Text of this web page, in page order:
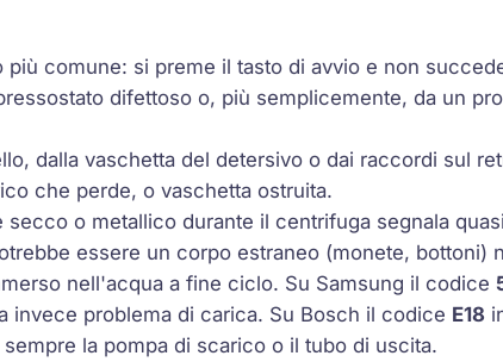
comune: si preme il tasto di avvio e non
difettoso o, più semplicemente, da un
dalla vaschetta del detersivo o dai raccordi sul
che perde, o vaschetta ostruita.
o metallico durante il centrifuga segnala
essere un corpo estraneo (monete, bottoni)
nell'acqua a fine ciclo. Su Samsung il codice
invece problema di carica. Su Bosch il codice E18
la pompa di scarico o il tubo di uscita.